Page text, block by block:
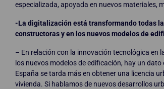
especializada, apoyada en nuevos materiales,
-La digitalización está transformando todas
constructoras y en los nuevos modelos de
– En relación con la innovación tecnológica en
los nuevos modelos de edificación, hay un
España se tarda más en obtener una licencia
vivienda. Si hablamos de nuevos desarrollos